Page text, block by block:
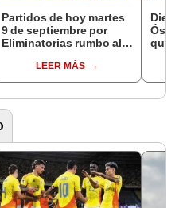
Partidos de hoy martes
9 de septiembre por
Eliminatorias rumbo al
dónde ver los partidos
LEER MÁS
que